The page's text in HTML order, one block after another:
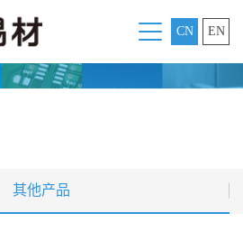
CN EN
其他产品